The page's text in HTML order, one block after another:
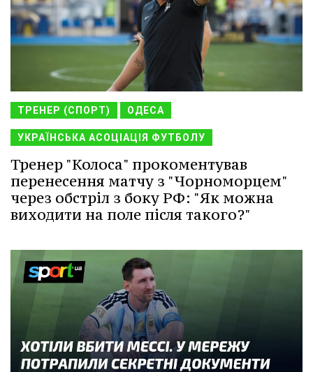
ТРЕНЕР (СПОРТ) ОДЕСА
УКРАЇНСЬКА АСОЦІАЦІЯ ФУТБОЛУ
Тренер "Колоса" прокоментував
перенесення матчу з "Чорноморцем"
через обстріл з боку РФ: "Як можна
виходити на поле після такого?"